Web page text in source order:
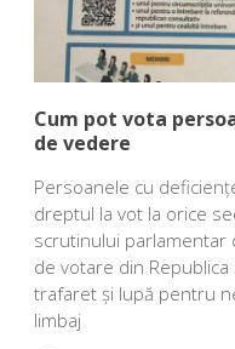
Cum pot vota
de vedere
Persoanele cu
dreptul la vot la orice
scrutinului parlamentar
de votare din
trafaret și lupă pentru
limbaj